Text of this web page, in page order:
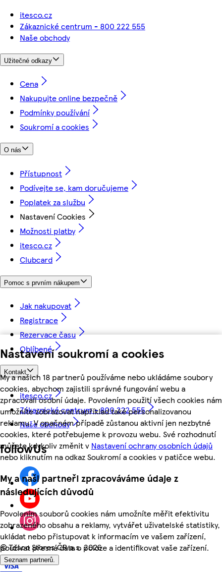
Nastavení soukromí a cookies
My a našich 18 partnerů používáme nebo ukládáme soubory
cookies, abychom zajistili správné fungování webu a
zpracovali osobní údaje. Povolením použití všech cookies nám
umožníte zobrazovat například také personalizovanou
reklamu. V opačném případě zůstanou aktivní jen nezbytné
cookies, které potřebujeme k provozu webu. Své rozhodnutí
můžete kdykoliv změnit v Nastavení ochrany osobních údajů
nebo kliknutím na odkaz Soukromí a cookies v patičce webu.
My a naši partneři zpracováváme údaje z
následujících důvodů
Povolením souborů cookies nám umožníte měřit efektivitu
zobrazeného obsahu a reklamy, vytvářet uživatelské statistiky,
ukládat nebo přistupovat k informacím ve vašem zařízení,
používat přesná data o poloze a identifikovat vaše zařízení.
Seznam partnerů.
itesco.cz
Zákaznické centrum - 800 222 555
Naše obchody
Užitečné odkazy
Cena
Nakupujte online bezpečně
Podmínky používání
Soukromí a cookies
O nás
Přístupnost
Podívejte se, kam doručujeme
Poplatek za službu
Nastavení Cookies
Možnosti platby
itesco.cz
Clubcard
Pomoc s prvním nákupem
Jak nakupovat
Registrace
Rezervace času
Oblíbené
Kontakt
itesco.cz
Zákaznické centrum - 800 222 555
Naše obchody
followUs
©Tesco Stores ČR a.s. 2026